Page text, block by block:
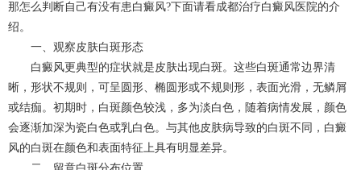
那怎么判断自己有没有患白癜风?下面请看成都治疗白癜风 医院的介
绍。
一、观察皮肤白斑形态​
白癜风更典型的症状就是皮肤出现白斑。这些白斑通常边界清
晰，形状不规则，可呈圆形、椭圆形或不规则形，表面光滑，无鳞屑
或结痂。初期时，白斑颜色较浅，多为淡白色，随着病情发展，颜色
会逐渐加深为瓷白色或乳白色。与其他皮肤病导致的白斑不同，白癜
风的白斑在颜色和表面特征上具有明显差异。​